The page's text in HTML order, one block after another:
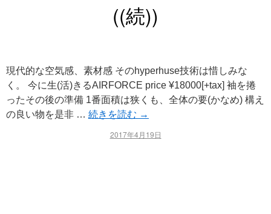
((続))
現代的な空気感、素材感 そのhyperhuse技術は惜しみな
く。 今に生(活)きるAIRFORCE price ¥18000[+tax] 袖を捲
ったその後の準備 1番面積は狭くも、全体の要(かなめ) 構え
の良い物を是非 … 続きを読む →
2017年4月19日